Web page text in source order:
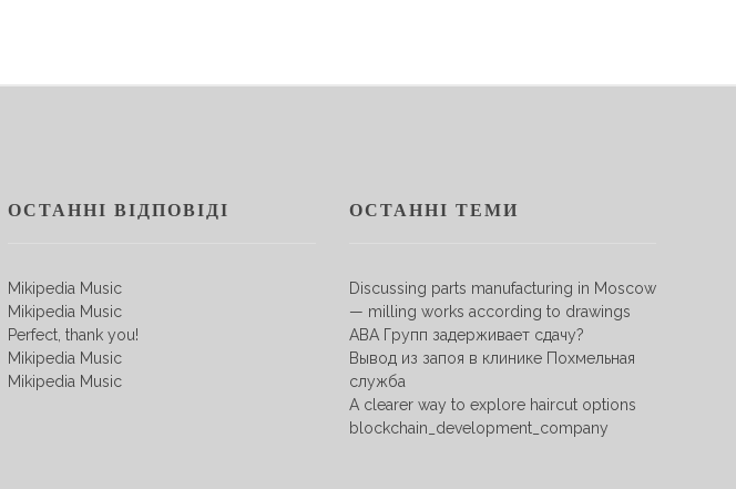
ОСТАННІ ВІДПОВІДІ
Mikipedia Music
Mikipedia Music
Perfect, thank you!
Mikipedia Music
Mikipedia Music
ОСТАННІ ТЕМИ
Discussing parts manufacturing in Moscow
— milling works according to drawings
АВА Групп задерживает сдачу?
Вывод из запоя в клинике Похмельная
служба
A clearer way to explore haircut options
blockchain_development_company